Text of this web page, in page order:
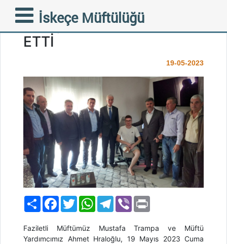
İskeçe Müftülüğü
MÜFTÜMÜZ TRAMPA
GENÇ AYCAN’I ZİYARET
ETTİ
19-05-2023
PaylaşFacebook
TwitterWhatsAppTelegram
Viber
Faziletli Müftümüz Mustafa Trampa ve Müftü
Yardımcımız Ahmet Hraloğlu, 19 Mayıs 2023 Cuma